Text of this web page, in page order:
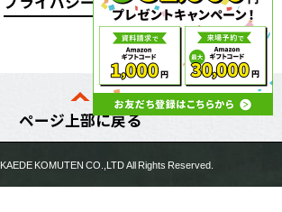
ページ上部に戻る
KAEDE KOMUTENCO.,LTD All Rights Reserved.